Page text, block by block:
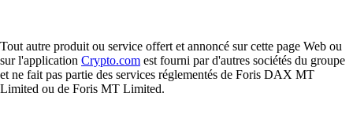
Tout autre produit ou service offert et annoncé sur cette page Web ou
sur l'application Crypto.com est fourni par d'autres sociétés du groupe
et ne fait pas partie des services réglementés de Foris DAX MT
Limited ou de Foris MT Limited.